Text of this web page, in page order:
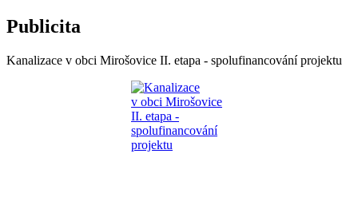
Publicita
Kanalizace v obci Mirošovice II. etapa - spolufinancování projektu